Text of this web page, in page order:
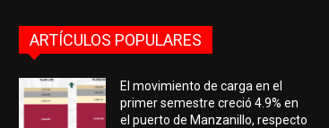
ARTÍCULOS POPULARES
El movimiento de carga en el
primer semestre creció 4.9% en
el puerto de Manzanillo, respecto